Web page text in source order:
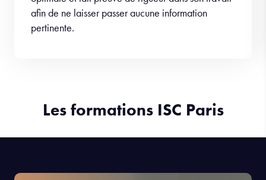
Rigoureux et organisé
: pour faire parler
les big data, le data scientist sait garder la tête
froide face à une masse de données. Il sait être